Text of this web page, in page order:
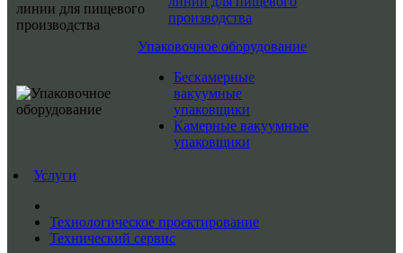
производства
Упаковочное оборудование
Бескамерные
вакуумные
упаковщики
Камерные вакуумные
упаковщики
Услуги
Технологическое проектирование
Технический сервис